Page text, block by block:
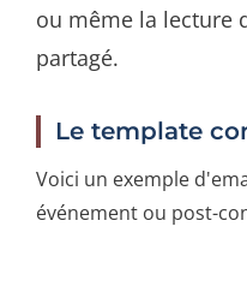
ou même la lecture
partagé.
Le template
Voici un exemple
événement ou post-